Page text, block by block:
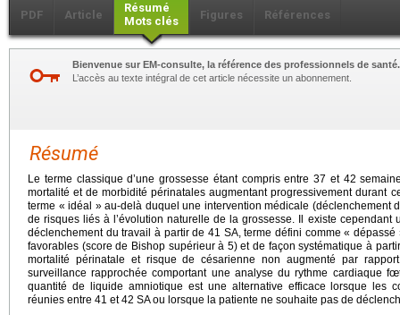
PDF Article
Résumé
Mots clés
Figures Références
Bienvenue sur EM-consulte, la référence des professionnels de santé.
L’accès au texte intégral de cet article nécessite un abonnement.
Résumé
Le terme classique d’une grossesse étant compris entre 37 et 42
mortalité et de morbidité périnatales augmentant progressivement durant
terme « idéal » au-delà duquel une intervention médicale (déclenchement
de risques liés à l’évolution naturelle de la grossesse. Il existe
déclenchement du travail à partir de 41 SA, terme défini comme «
favorables (score de Bishop supérieur à 5) et de façon systématique à
mortalité périnatale et risque de césarienne non augmenté par
surveillance rapprochée comportant une analyse du rythme cardiaque
quantité de liquide amniotique est une alternative efficace lorsque les
réunies entre 41 et 42 SA ou lorsque la patiente ne souhaite pas de